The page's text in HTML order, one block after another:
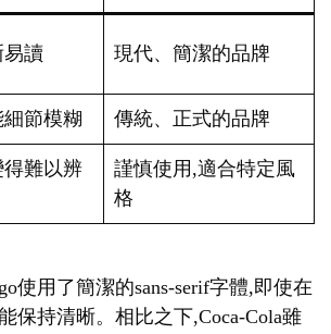
易讀 現代、簡潔的品牌
節模糊 傳統、正式的品牌
得難以辨
謹慎使用,適合特定風
格
使用了簡潔的sans-serif字體,即使在
保持清晰。相比之下,Coca-Cola雖